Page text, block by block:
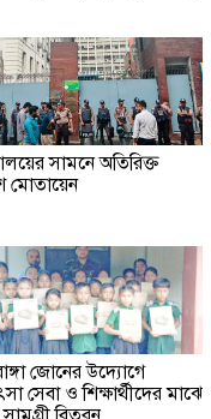
সামনে অতিরিক্ত
মোতায়েন
জোনের উদ্যোগে
সেবা ও শিক্ষার্থীদের মাঝে